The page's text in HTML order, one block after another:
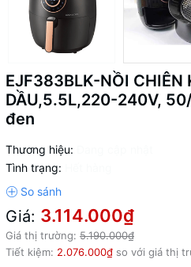
EJF383BLK-NỒI CHIÊN
DẦU,5.5L,220-240V,
đen
Thương hiệu:
Tình trạng:
Giá: 3.114.000₫
Giá thị trường: 5.190.000₫
Tiết kiệm: 2.076.000₫ so với giá thị